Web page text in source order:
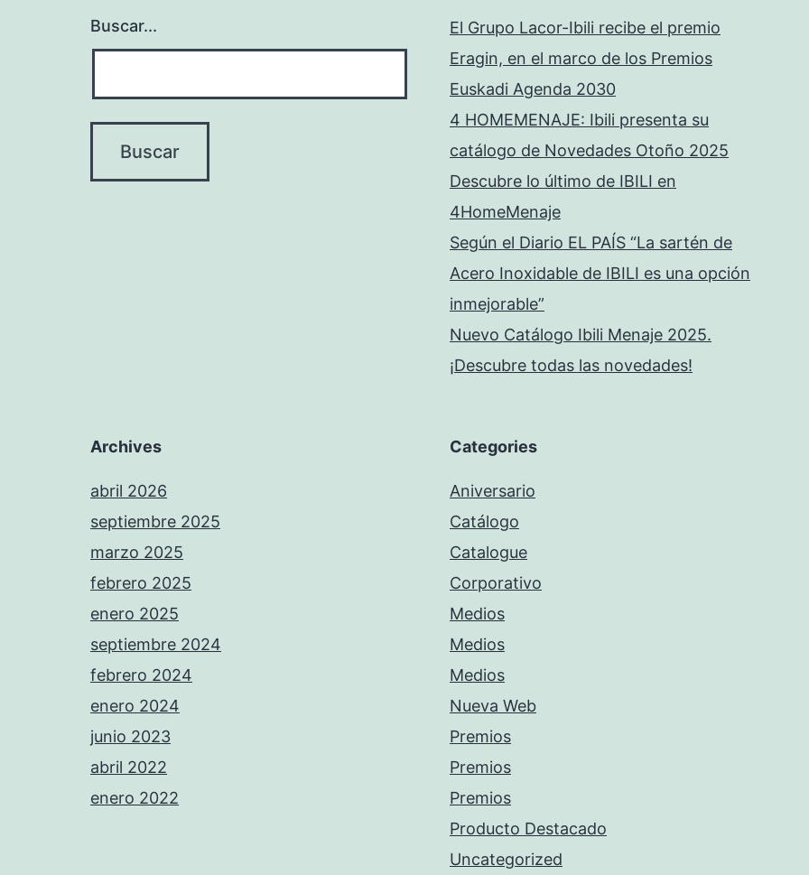
Buscar...
El Grupo Lacor-Ibili recibe el premio
Eragin, en el marco de los Premios
Euskadi Agenda 2030
4 HOMEMENAJE: Ibili presenta su
catálogo de Novedades Otoño 2025
Descubre lo último de IBILI en
4HomeMenaje
Según el Diario EL PAÍS “La sartén de
Acero Inoxidable de IBILI es una opción
inmejorable”
Nuevo Catálogo Ibili Menaje 2025.
¡Descubre todas las novedades!
Archives
abril 2026
septiembre 2025
marzo 2025
febrero 2025
enero 2025
septiembre 2024
febrero 2024
enero 2024
junio 2023
abril 2022
enero 2022
Categories
Aniversario
Catálogo
Catalogue
Corporativo
Medios
Medios
Medios
Nueva Web
Premios
Premios
Premios
Producto Destacado
Uncategorized